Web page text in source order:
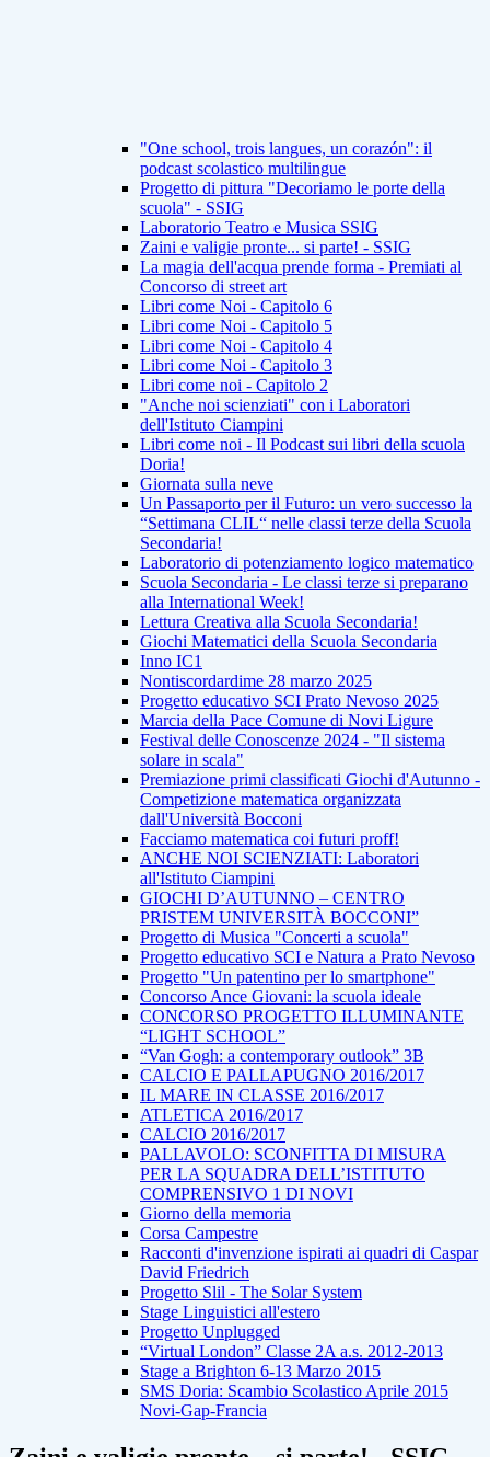
"One school, trois langues, un corazón": il
podcast scolastico multilingue
Progetto di pittura "Decoriamo le porte della
scuola" - SSIG
Laboratorio Teatro e Musica SSIG
Zaini e valigie pronte... si parte! - SSIG
La magia dell'acqua prende forma - Premiati al
Concorso di street art
Libri come Noi - Capitolo 6
Libri come Noi - Capitolo 5
Libri come Noi - Capitolo 4
Libri come Noi - Capitolo 3
Libri come noi - Capitolo 2
"Anche noi scienziati" con i Laboratori
dell'Istituto Ciampini
Libri come noi - Il Podcast sui libri della scuola
Doria!
Giornata sulla neve
Un Passaporto per il Futuro: un vero successo la
“Settimana CLIL“ nelle classi terze della Scuola
Secondaria!
Laboratorio di potenziamento logico matematico
Scuola Secondaria - Le classi terze si preparano
alla International Week!
Lettura Creativa alla Scuola Secondaria!
Giochi Matematici della Scuola Secondaria
Inno IC1
Nontiscordardime 28 marzo 2025
Progetto educativo SCI Prato Nevoso 2025
Marcia della Pace Comune di Novi Ligure
Festival delle Conoscenze 2024 - "Il sistema
solare in scala"
Premiazione primi classificati Giochi d'Autunno -
Competizione matematica organizzata
dall'Università Bocconi
Facciamo matematica coi futuri proff!
ANCHE NOI SCIENZIATI: Laboratori
all'Istituto Ciampini
GIOCHI D’AUTUNNO – CENTRO
PRISTEM UNIVERSITÀ BOCCONI”
Progetto di Musica "Concerti a scuola"
Progetto educativo SCI e Natura a Prato Nevoso
Progetto "Un patentino per lo smartphone"
Concorso Ance Giovani: la scuola ideale
CONCORSO PROGETTO ILLUMINANTE
“LIGHT SCHOOL”
“Van Gogh: a contemporary outlook” 3B
CALCIO E PALLAPUGNO 2016/2017
IL MARE IN CLASSE 2016/2017
ATLETICA 2016/2017
CALCIO 2016/2017
PALLAVOLO: SCONFITTA DI MISURA
PER LA SQUADRA DELL’ISTITUTO
COMPRENSIVO 1 DI NOVI
Giorno della memoria
Corsa Campestre
Racconti d'invenzione ispirati ai quadri di Caspar
David Friedrich
Progetto Slil - The Solar System
Stage Linguistici all'estero
Progetto Unplugged
“Virtual London” Classe 2A a.s. 2012-2013
Stage a Brighton 6-13 Marzo 2015
SMS Doria: Scambio Scolastico Aprile 2015
Novi-Gap-Francia